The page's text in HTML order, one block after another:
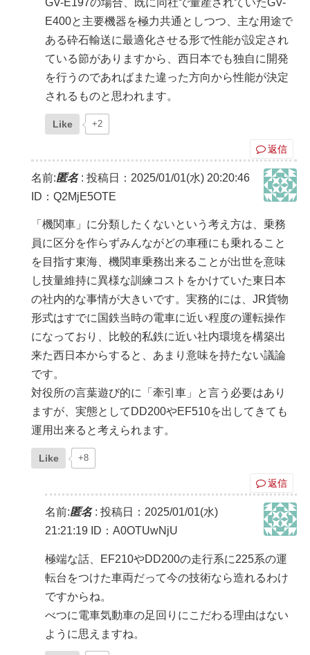
GV-E197の場合、既に同社で量産されていたGV-
E400と主要機器を極力共通としつつ、主な用途で
ある砕石輸送に最適化させる形で性能が設定され
ている節がありますから、西日本でも独自に開発
を行うのであればまた違った方向から性能が決定
されるものと思われます。
Like +2
返信
名前:匿名: 投稿日：2025/01/01(水) 20:20:46
ID：Q2MjE5OTE
「機関車」に分類したくないという考え方は、乗務
員に区分を作らずみんながどの車種にも乗れること
を目指す東海、機関車乗務出来ることが出世を意味
し技量維持に異様な訓練コストをかけていた東日本
の社内的な事情が大きいです。実務的には、JR貨物
形式はすでに国鉄当時の電車に近い程度の運転操作
になっており、比較的私鉄に近い社内環境を構築出
来た西日本からすると、あまり意味を持たない議論
です。
対役所の言葉遊び的に「牽引車」と言う必要はあり
ますが、実態としてDD200やEF510を出してきても
運用出来ると考えられます。
Like +8
返信
名前:匿名: 投稿日：2025/01/01(水)
21:21:19 ID：A0OTUwNjU
極端な話、EF210やDD200の走行系に225系の運
転台をつけた車両だって今の技術なら造れるわけ
ですからね。
べつに電車気動車の足回りにこだわる理由はない
ように思えますね。